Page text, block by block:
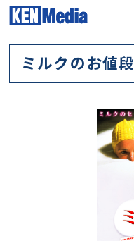
ミルクのお値段